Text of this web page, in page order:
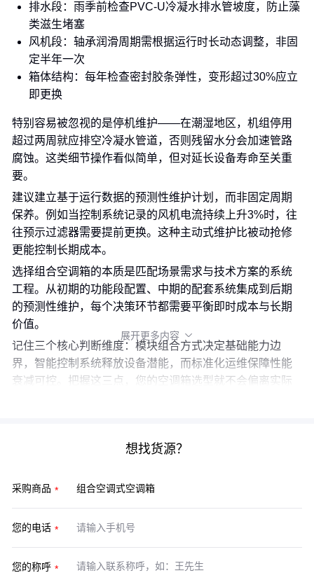
排水段：雨季前检查PVC-U冷凝水排水管坡度，防止藻
类滋生堵塞
风机段：轴承润滑周期需根据运行时长动态调整，非固
定半年一次
箱体结构：每年检查密封胶条弹性，变形超过30%应立
即更换
特别容易被忽视的是停机维护——在潮湿地区，机组停用
超过两周就应排空冷凝水管道，否则残留水分会加速管路
腐蚀。这类细节操作看似简单，但对延长设备寿命至关重
要。
建议建立基于运行数据的预测性维护计划，而非固定周期
保养。例如当控制系统记录的风机电流持续上升3%时，往
往预示过滤器需要提前更换。这种主动式维护比被动抢修
更能控制长期成本。
选择组合空调箱的本质是匹配场景需求与技术方案的系统
工程。从初期的功能段配置、中期的配套系统集成到后期
的预测性维护，每个决策环节都需要平衡即时成本与长期
价值。
记住三个核心判断维度：模块组合方式决定基础能力边
界，智能控制系统释放设备潜能，而标准化运维保障性能
衰减可控。把握这三点，您的空调箱选型就不会偏离实际
展开更多内容 
想找货源？
采购商品
您的电话
您的称呼